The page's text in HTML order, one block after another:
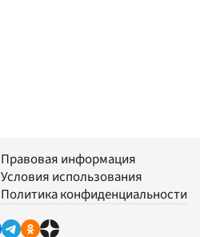
Правовая информация
Условия использования
Политика конфиденциальности